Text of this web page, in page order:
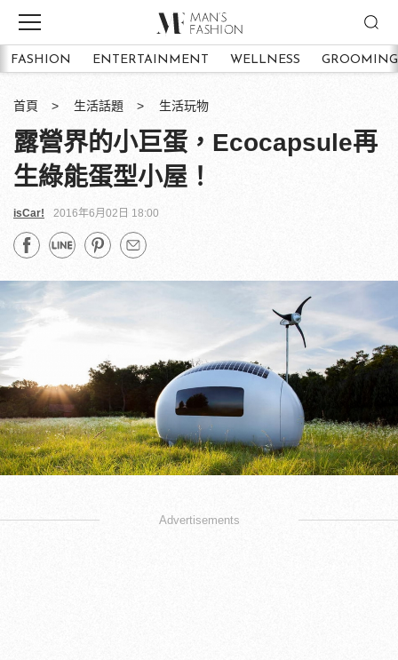
FASHION ENTERTAINMENT WELLNESS GROOMING
首頁 生活話題 生活玩物
露營界的小巨蛋，Ecocapsule再
生綠能蛋型小屋！
isCar! 2016年6月02日 18:00
Advertisements